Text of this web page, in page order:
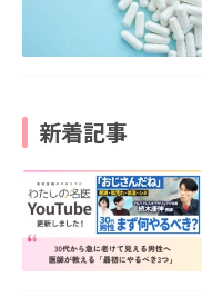
新着記事